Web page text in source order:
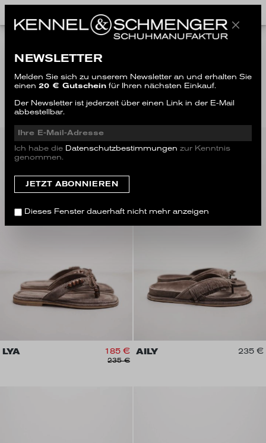
ALL STYLES
Filter
SALE
LYA 185 €
235 €
AILY 235 €
NEWSLETTER
Melden Sie sich zu unserem Newsletter an und erhalten Sie
einen 20 € Gutschein für Ihren nächsten Einkauf.
Der Newsletter ist jederzeit über einen Link in der E-Mail
abbestellbar.
Ich habe die Datenschutzbestimmungen zur Kenntnis
genommen.
Dieses Fenster dauerhaft nicht mehr anzeigen